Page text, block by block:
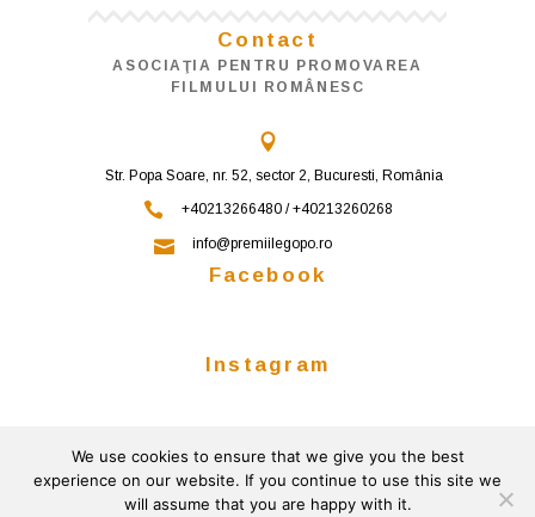
Contact
ASOCIAŢIA PENTRU PROMOVAREA
FILMULUI ROMÂNESC
Str. Popa Soare, nr. 52, sector 2, Bucuresti, România
+40213266480 / +40213260268
info@premiilegopo.ro
Facebook
Instagram
Follow on Instagram
We use cookies to ensure that we give you the best
experience on our website. If you continue to use this site we
will assume that you are happy with it.